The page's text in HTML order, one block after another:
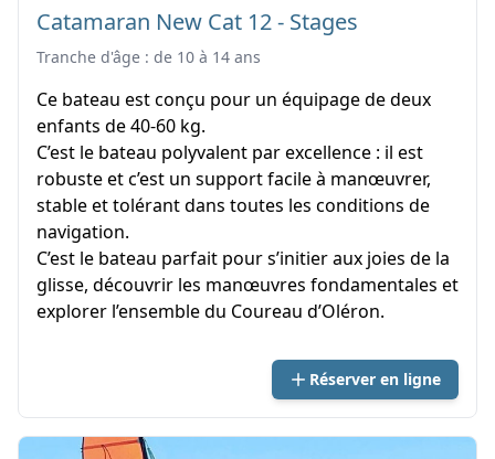
Catamaran New Cat 12 - Stages
Tranche d'âge : de 10 à 14 ans
Ce bateau est conçu pour un équipage de deux
enfants de 40-60 kg.
C’est le bateau polyvalent par excellence : il est
robuste et c’est un support facile à manœuvrer,
stable et tolérant dans toutes les conditions de
navigation.
C’est le bateau parfait pour s’initier aux joies de la
glisse, découvrir les manœuvres fondamentales et
explorer l’ensemble du Coureau d’Oléron.
Réserver en ligne